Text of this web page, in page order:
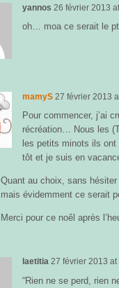
yannos 26 février 2013
oh… moa ce serait le
mamyS 27 février 2013
Pour commencer, j’ai
récréation… Nous les
les petits minots ils
tôt et je suis en
Quant au choix, sans
mais évidemment ce serait
Merci pour ce noêl après
laetitia 27 février 2013 at
“Rien ne se perd, rien